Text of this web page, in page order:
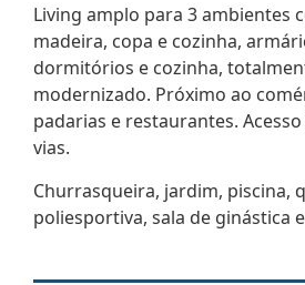
Living amplo para 3 ambientes
madeira, copa e cozinha,
dormitórios e cozinha,
modernizado. Próximo ao
padarias e restaurantes.
vias.
Churrasqueira, jardim, piscina,
poliesportiva, sala de ginástica